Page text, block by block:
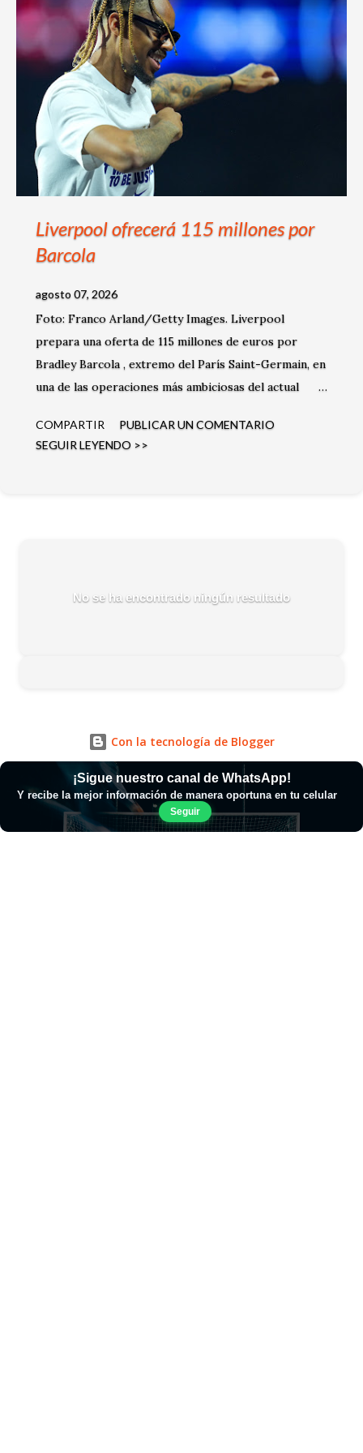
Liverpool ofrecerá 115 millones por
Barcola
agosto 07, 2026
Foto: Franco Arland/Getty Images. Liverpool
prepara una oferta de 115 millones de euros por
Bradley Barcola , extremo del París Saint-Germain, en
una de las operaciones más ambiciosas del actual
ataque con una de las figuras jóvenes del fútbol
COMPARTIR
PUBLICAR UN COMENTARIO
SEGUIR LEYENDO >>
No se ha encontrado ningún resultado
Con la tecnología de Blogger
¡Sigue nuestro canal de WhatsApp!
Y recibe la mejor información de manera oportuna en tu celular
Seguir